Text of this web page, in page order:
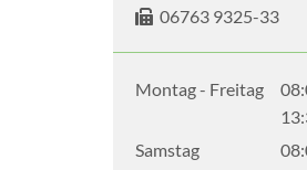
 06763 9325-33
Montag - Freitag
Samstag